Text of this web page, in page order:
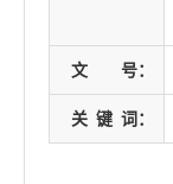
文 号：
关 键 词：